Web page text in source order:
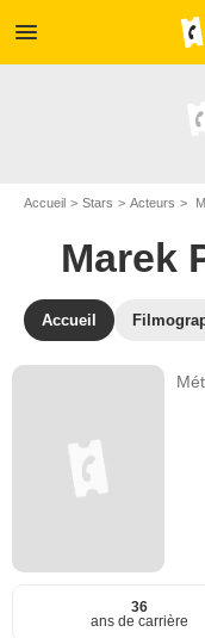
menu
Accueil Stars Acteurs
Marek
Accueil
36
ans de carrière